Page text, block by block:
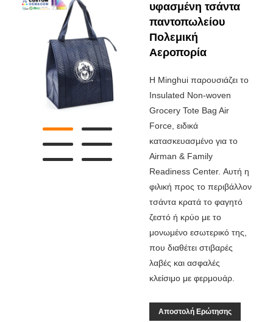
υφασμένη τσάντα
παντοπωλείου
Πολεμική
Αεροπορία
Η Minghui παρουσιάζει το
Insulated Non-woven
Grocery Tote Bag Air
Force, ειδικά
κατασκευασμένο για το
Airman & Family
Readiness Center. Αυτή η
φιλική προς το περιβάλλον
τσάντα κρατά το φαγητό
ζεστό ή κρύο με το
μονωμένο εσωτερικό της,
που διαθέτει στιβαρές
λαβές και ασφαλές
κλείσιμο με φερμουάρ.
Αποστολή Ερώτησης